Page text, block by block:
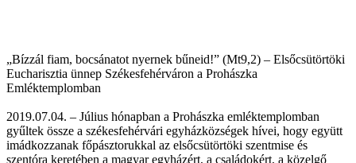
„Bízzál fiam, bocsánatot nyernek bűneid!” (Mt9,2) – Elsőcsütörtöki
Eucharisztia ünnep Székesfehérváron a Prohászka
Emléktemplomban
2019.07.04. – Július hónapban a Prohászka emléktemplomban
gyűltek össze a székesfehérvári egyházközségek hívei, hogy együtt
imádkozzanak főpásztorukkal az elsőcsütörtöki szentmise és
szentóra keretében a magyar egyházért, a családokért, a közelgő